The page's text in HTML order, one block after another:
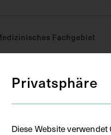
Fachgebiet
Objektart
Privatsphäre
Diese Website